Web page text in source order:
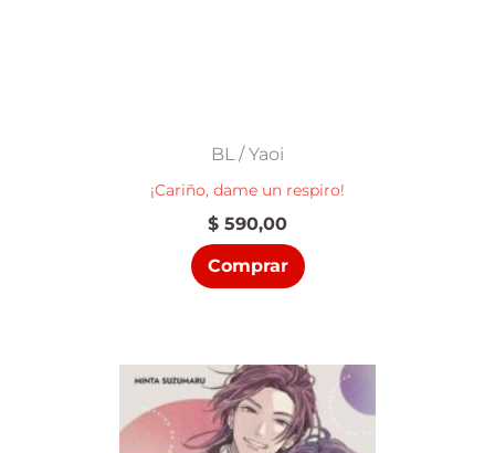
BL / Yaoi
¡Cariño, dame un respiro!
$ 590,00
Comprar